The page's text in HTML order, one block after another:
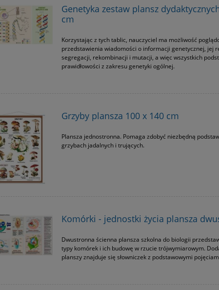
Genetyka zestaw plansz
cm
Korzystając z tych tablic, nauczyciel ma możliwość
przedstawienia wiadomości o informacji genetycznej, jej
segregacji, rekombinacji i mutacji, a więc wszystkich
prawidłowości z zakresu genetyki ogólnej.
Grzyby plansza 100 x 140 cm
Plansza jednostronna. Pomaga zdobyć niezbędną
grzybach jadalnych i trujących.
Komórki - jednostki życia plansza
Dwustronna ścienna plansza szkolna do biologii
typy komórek i ich budowę w rzucie trójwymiarowym.
planszy znajduje się słowniczek z podstawowymi